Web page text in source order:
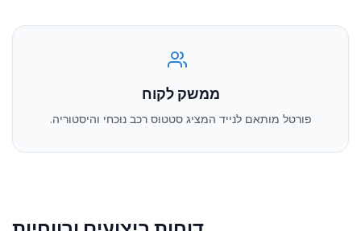
ממשק לקוח
פורטל מותאם לנייד המציג סטטוס רכב נוכחי והיסטוריה.